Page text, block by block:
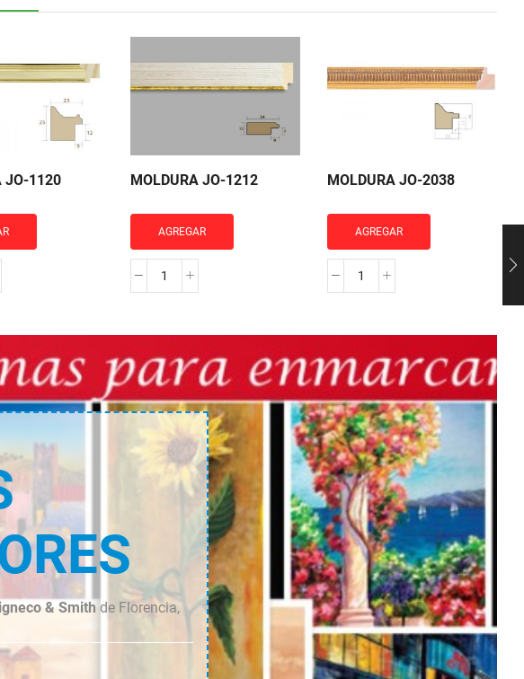
JO-1120 MOLDURA JO-1212
AGREGAR
MOLDURA
MOLDURA JO-2038
AGREGAR
MOLDURA
& Smith de Florencia,